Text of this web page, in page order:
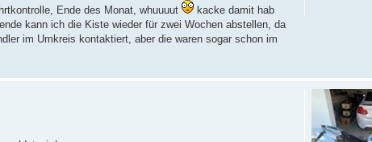
Ende des Monat, whuuuut
kacke damit hab
kann ich die Kiste wieder für zwei Wochen abstellen, da
im Umkreis kontaktiert, aber die waren sogar schon im